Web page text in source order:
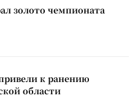
золото чемпионата
к ранению
области